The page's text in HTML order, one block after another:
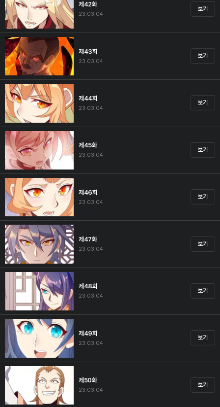
제42화
23.03.04
보기
제43화
23.03.04
보기
제44화
23.03.04
보기
제45화
23.03.04
보기
제46화
23.03.04
보기
제47화
23.03.04
보기
제48화
23.03.04
보기
제49화
23.03.04
보기
제50화
23.03.04
보기